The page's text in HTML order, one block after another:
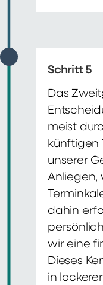
Schritt 5
Das
meist
künftigen
unserer
Anliegen,
dahin
wir eine
Dieses
in